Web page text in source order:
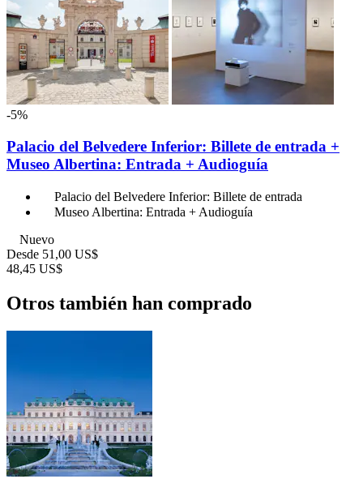
-5%
Palacio del Belvedere Inferior: Billete de entrada +
Museo Albertina: Entrada + Audioguía
Palacio del Belvedere Inferior: Billete de entrada
Museo Albertina: Entrada + Audioguía
Nuevo
Desde 51,00 US$
48,45 US$
Otros también han comprado